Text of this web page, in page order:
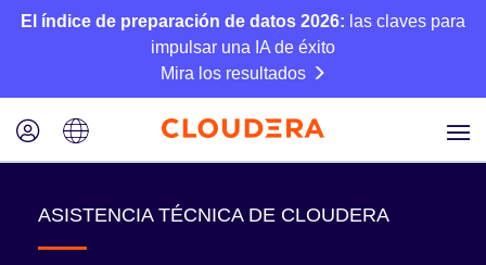
El índice de preparación de datos 2026: las claves para
impulsar una IA de éxito
Mira los resultados
ASISTENCIA TÉCNICA DE CLOUDERA